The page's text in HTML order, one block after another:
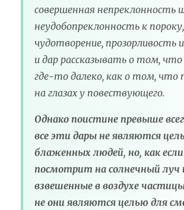
совершенная непреклонность
неудобопреклонность к
чудотворение, прозорливость
и дар рассказывать о том,
где-то далеко, как о том, что
на глазах у повествующего.
Однако поистине превыше
все эти дары не являются
блаженных людей, но, как
посмотрит на солнечный луч
взвешенные в воздухе
не они являются целью для